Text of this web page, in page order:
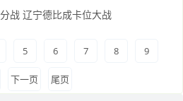
战 辽宁德比成卡位大战
5 6 7 8 9
下一页 尾页